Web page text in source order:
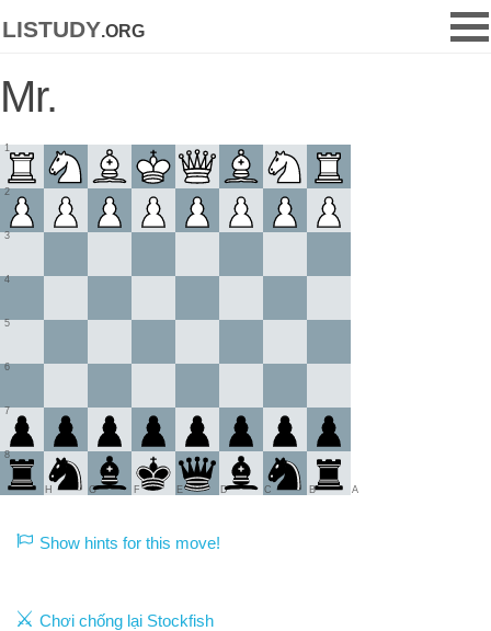
listudy.org
Mr.
1
2
3
4
5
6
7
8
A
B
C
D
E
F
G
H
Show hints for this move!
Chơi chống lại Stockfish